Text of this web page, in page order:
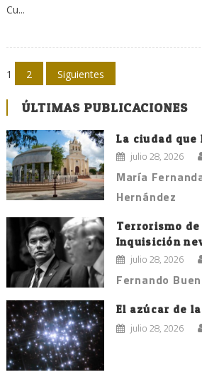
Cu...
Navegación
de
entradas
1 2 Siguientes
ÚLTIMAS PUBLICACIONES
La ciudad
julio 28, 2026
María
Hernández
Terrorismo
Inquisición
julio 28, 2026
Fernando
El azúcar de
julio 28, 2026